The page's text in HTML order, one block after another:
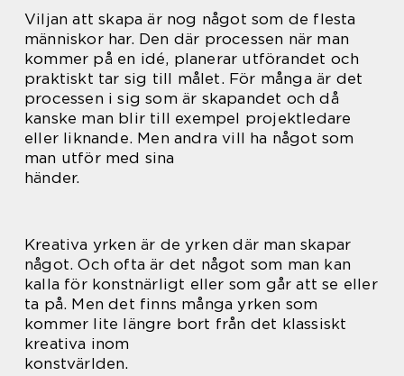
Viljan att skapa är nog något som de flesta
människor har. Den där processen när man
kommer på en idé, planerar utförandet och
praktiskt tar sig till målet. För många är det
processen i sig som är skapandet och då
kanske man blir till exempel projektledare
eller liknande. Men andra vill ha något som
man utför med sina
händer.
Kreativa yrken är de yrken där man skapar
något. Och ofta är det något som man kan
kalla för konstnärligt eller som går att se eller
ta på. Men det finns många yrken som
kommer lite längre bort från det klassiskt
kreativa inom
konstvärlden.